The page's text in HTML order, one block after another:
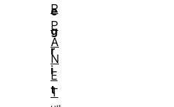
e
g
r
i
t
R
P
A
N
E
T